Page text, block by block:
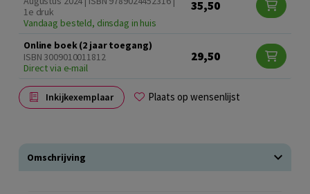
1e druk
Vandaag besteld, dinsdag in huis
35,50
Online boek (2 jaar toegang)
ISBN 3009010011812
Direct via e-mail
29,50
Inkijkexemplaar Plaats op wensenlijst
Omschrijving